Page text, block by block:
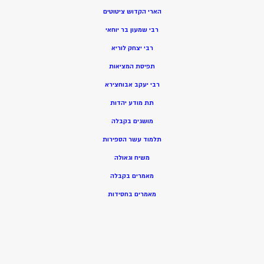
הארי הקדוש ציטוטים
רבי שמעון בר יוחאי
רבי יצחק לוריא
תפיסת המציאות
רבי יעקב אבוחצירא
תת מודע יהדות
מושגים בקבלה
תלמוד עשר הספירות
משיח וגאולה
מאמרים בקבלה
מאמרים בחסידות